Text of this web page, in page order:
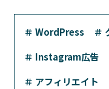
＃ WordPress ＃
＃ Instagram広告
＃ アフィリエイト